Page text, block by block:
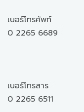
เบอร์โทรศัพท์
0 2265 6689
เบอร์โทรสาร
0 2265 6511